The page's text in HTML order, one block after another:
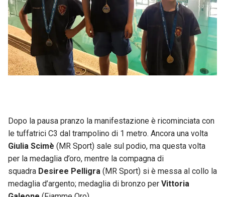
Dopo la pausa pranzo la manifestazione è ricominciata con
le tuffatrici C3 dal trampolino di 1 metro. Ancora una volta
Giulia Scimè (MR Sport) sale sul podio, ma questa volta
per la medaglia d’oro, mentre la compagna di
squadra Desiree Pelligra (MR Sport) si è messa al collo la
medaglia d’argento; medaglia di bronzo per Vittoria